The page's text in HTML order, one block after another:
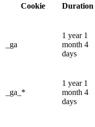
Cookie
Duration
_ga
1 year 1
month 4
days
_ga_*
1 year 1
month 4
days